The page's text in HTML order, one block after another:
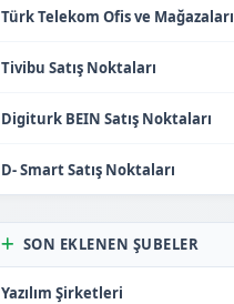
Türk Telekom Ofis ve Mağazaları
Tivibu Satış Noktaları
Digiturk BEIN Satış Noktaları
D- Smart Satış Noktaları
SON EKLENEN ŞUBELER
Yazılım Şirketleri